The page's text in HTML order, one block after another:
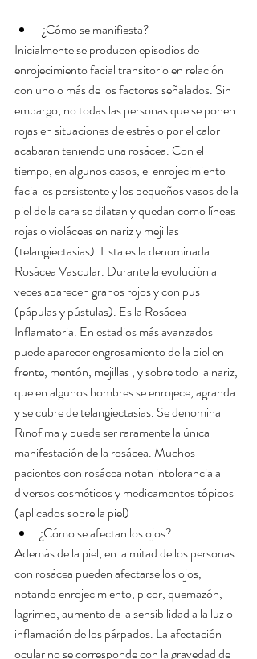
¿Cómo se manifiesta?
Inicialmente se producen episodios de
enrojecimiento facial transitorio en relación
con uno o más de los factores señalados. Sin
embargo, no todas las personas que se ponen
rojas en situaciones de estrés o por el calor
acabaran teniendo una rosácea. Con el
tiempo, en algunos casos, el enrojecimiento
facial es persistente y los pequeños vasos de la
piel de la cara se dilatan y quedan como líneas
rojas o violáceas en nariz y mejillas
(telangiectasias). Esta es la denominada
Rosácea Vascular. Durante la evolución a
veces aparecen granos rojos y con pus
(pápulas y pústulas). Es la Rosácea
Inflamatoria. En estadios más avanzados
puede aparecer engrosamiento de la piel en
frente, mentón, mejillas , y sobre todo la nariz,
que en algunos hombres se enrojece, agranda
y se cubre de telangiectasias. Se denomina
Rinofima y puede ser raramente la única
manifestación de la rosácea. Muchos
pacientes con rosácea notan intolerancia a
diversos cosméticos y medicamentos tópicos
(aplicados sobre la piel)
¿Cómo se afectan los ojos?
Además de la piel, en la mitad de los personas
con rosácea pueden afectarse los ojos,
notando enrojecimiento, picor, quemazón,
lagrimeo, aumento de la sensibilidad a la luz o
inflamación de los párpados. La afectación
ocular no se corresponde con la gravedad de